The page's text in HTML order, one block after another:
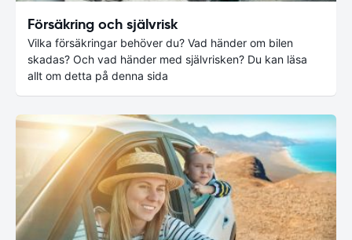
Försäkring och självrisk
Vilka försäkringar behöver du? Vad händer om bilen
skadas? Och vad händer med självrisken? Du kan läsa
allt om detta på denna sida